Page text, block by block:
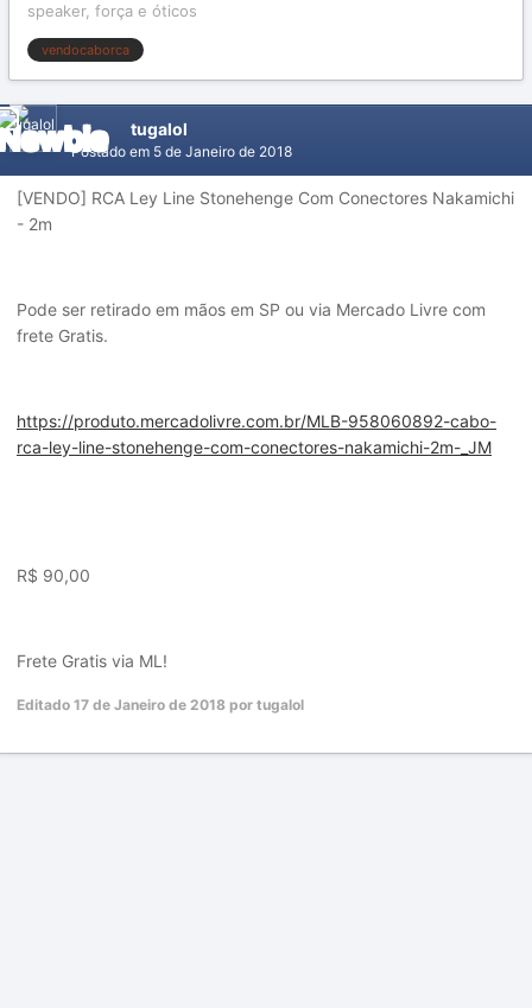
speaker, força e óticos
vendocaborca
tugalol
Postado em 5 de Janeiro de 2018
[VENDO] RCA Ley Line Stonehenge Com Conectores Nakamichi
- 2m
Pode ser retirado em mãos em SP ou via Mercado Livre com
frete Gratis.
https://produto.mercadolivre.com.br/MLB-958060892-cabo-
rca-ley-line-stonehenge-com-conectores-nakamichi-2m-_JM
R$ 90,00
Frete Gratis via ML!
Editado 17 de Janeiro de 2018 por tugalol